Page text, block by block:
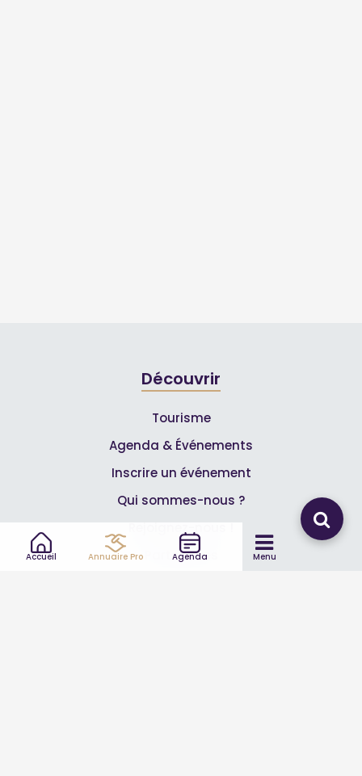
Accueil Annuaire Pro Agenda Menu
Découvrir
Tourisme
Agenda & Événements
Inscrire un événement
Qui sommes-nous ?
Rejoignez-nous !
Partenaires